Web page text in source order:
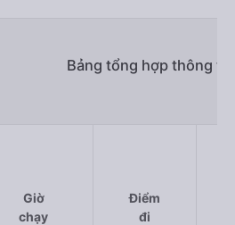
Bảng tổng hợp thông
Giờ
chạy
Điểm
đi